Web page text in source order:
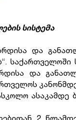
სისტემა
და
და
2 წლამდე